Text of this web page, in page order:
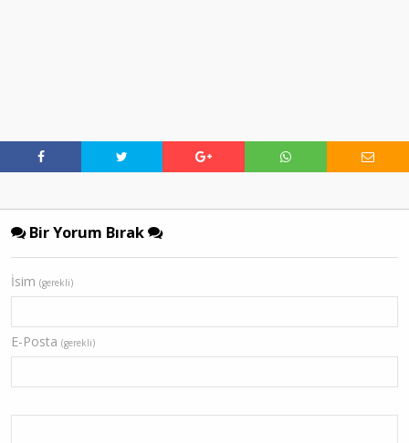
Bir Yorum Bırak
İsim (gerekli)
E-Posta (gerekli)